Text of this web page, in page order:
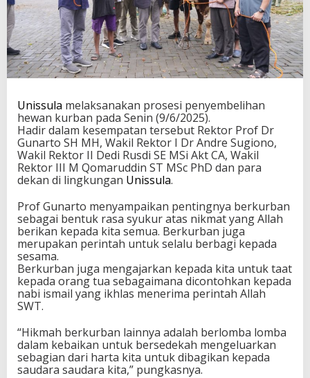
Unissula melaksanakan prosesi penyembelihan
hewan kurban pada Senin (9/6/2025).
Hadir dalam kesempatan tersebut Rektor Prof Dr
Gunarto SH MH, Wakil Rektor I Dr Andre Sugiono,
Wakil Rektor II Dedi Rusdi SE MSi Akt CA, Wakil
Rektor III M Qomaruddin ST MSc PhD dan para
dekan di lingkungan Unissula.
Prof Gunarto menyampaikan pentingnya berkurban
sebagai bentuk rasa syukur atas nikmat yang Allah
berikan kepada kita semua. Berkurban juga
merupakan perintah untuk selalu berbagi kepada
sesama.
Berkurban juga mengajarkan kepada kita untuk taat
kepada orang tua sebagaimana dicontohkan kepada
nabi ismail yang ikhlas menerima perintah Allah
SWT.
“Hikmah berkurban lainnya adalah berlomba lomba
dalam kebaikan untuk bersedekah mengeluarkan
sebagian dari harta kita untuk dibagikan kepada
saudara saudara kita,” pungkasnya.